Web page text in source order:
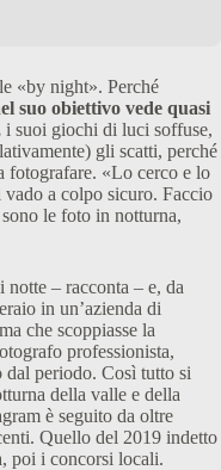
«by night». Perché
suo obiettivo vede quasi
i suoi giochi di luci soffuse,
gli scatti, perché
fotografare. «Lo cerco e lo
a colpo sicuro. Faccio
le foto in notturna,
– racconta – e, da
in un’azienda di
che scoppiasse la
professionista,
periodo. Così tutto si
della valle e della
è seguito da oltre
Quello del 2019 indetto
poi i concorsi locali.